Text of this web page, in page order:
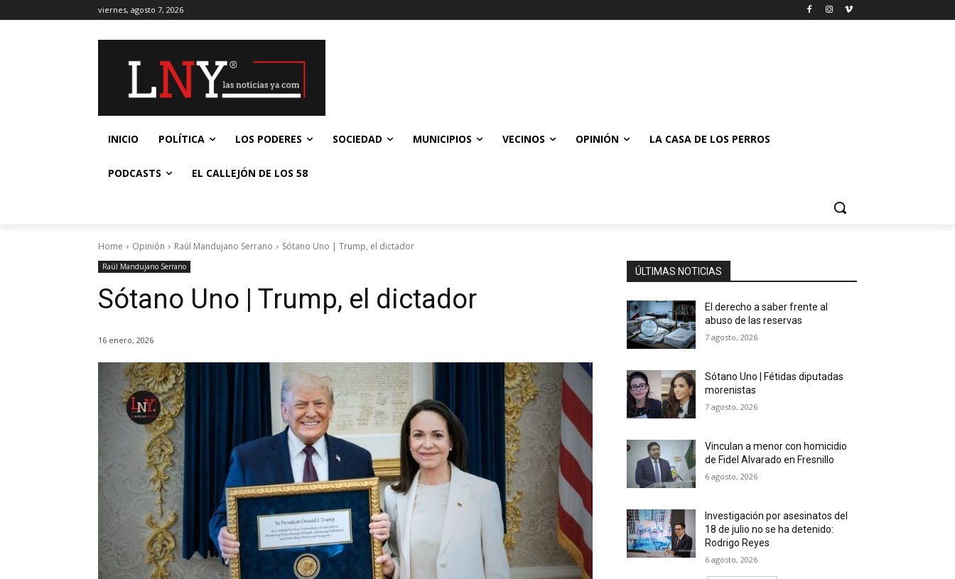
viernes, agosto 7, 2026
INICIO POLÍTICA LOS PODERES SOCIEDAD MUNICIPIOS VECINOS OPINIÓN LA CASA DE LOS PERROS
PODCASTS EL CALLEJÓN DE LOS 58
Home Opinión Raúl Mandujano Serrano Sótano Uno | Trump, el dictador
Raúl Mandujano Serrano
Sótano Uno | Trump, el dictador
16 enero, 2026
ÚLTIMAS NOTICIAS
El derecho a saber frente al
abuso de las reservas
7 agosto, 2026
Sótano Uno | Fétidas diputadas
morenistas
7 agosto, 2026
Vinculan a menor con homicidio
de Fidel Alvarado en Fresnillo
6 agosto, 2026
Investigación por asesinatos del
18 de julio no se ha detenido:
Rodrigo Reyes
6 agosto, 2026